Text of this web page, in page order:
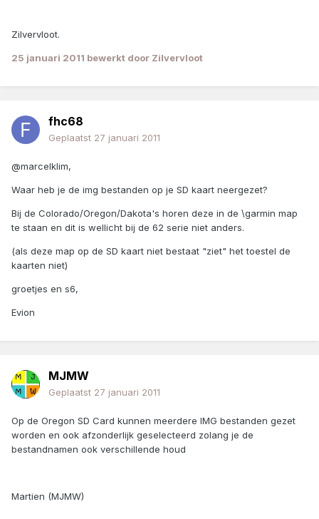
Zilvervloot.
25 januari 2011 bewerkt door Zilvervloot
fhc68
Geplaatst 27 januari 2011
@marcelklim,
Waar heb je de img bestanden op je SD kaart neergezet?
Bij de Colorado/Oregon/Dakota's horen deze in de \garmin map
te staan en dit is wellicht bij de 62 serie niet anders.
(als deze map op de SD kaart niet bestaat "ziet" het toestel de
kaarten niet)
groetjes en s6,
Evion
MJMW
Geplaatst 27 januari 2011
Op de Oregon SD Card kunnen meerdere IMG bestanden gezet
worden en ook afzonderlijk geselecteerd zolang je de
bestandnamen ook verschillende houd
Martien (MJMW)